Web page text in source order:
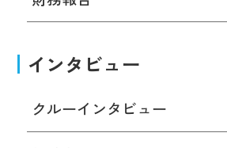
インタビュー
クルーインタビュー